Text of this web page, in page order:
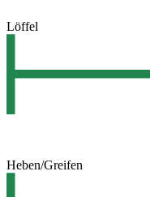
Löffel
Heben/Greifen